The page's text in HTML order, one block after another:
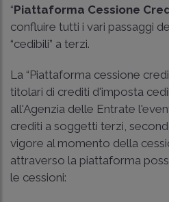
“Piattaforma Cessione
confluire tutti i vari passaggi
“cedibili” a terzi.
La “Piattaforma cessione
titolari di crediti d'imposta
all'Agenzia delle Entrate
crediti a soggetti terzi,
vigore al momento della
attraverso la piattaforma
le cessioni: